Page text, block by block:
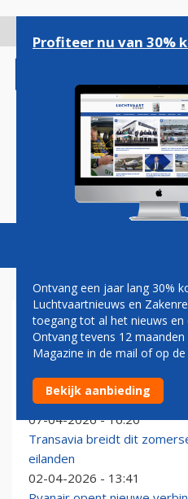
gaan
Magazine
ITALIE
Brandstoftekorten op
Transavia ontspringen de
07-04-2026 - 16:20
Transavia breidt dit
eilanden
02-04-2026 - 13:41
Profiteer nu van 30%
Ontvang een jaar lang 30%
Luchtvaartnieuws en
toegang tot al het nieuws en
Ontvang tevens 12
Magazine in de mail of op
Bekijk aanbieding